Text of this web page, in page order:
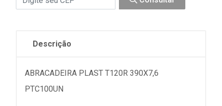
Descrição
ABRACADEIRA PLAST T120R 390X7,6
PTC100UN